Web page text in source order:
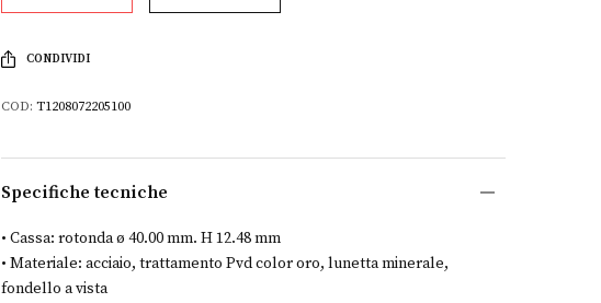
CONDIVIDI
COD: T1208072205100
Specifiche tecniche
• Cassa: rotonda ø 40.00 mm. H 12.48 mm
• Materiale: acciaio, trattamento Pvd color oro, lunetta minerale,
fondello a vista